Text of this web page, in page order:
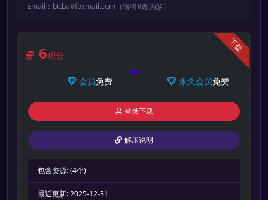
Email：bttba#foxmail.com（请将#改为@）
下载
6积分
会员免费 永久会员免费
登录下载
解压说明
包含资源:(4个)
最近更新:2025-12-31